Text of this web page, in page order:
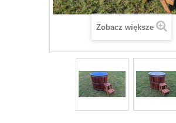
Zobacz większe